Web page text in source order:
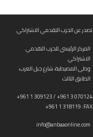
تصدر عن الحزب التقدمي الاشتراكي
المركز الرئيسي للحزب التقدمي
الاشتراكي
وطى المصيطبة، شارع جبل العرب،
الطابق الثالث
+961 1 309123 / +961 3 070124
+961 1 318119 :FAX
info@anbaaonline.com